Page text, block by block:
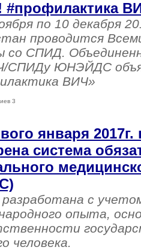
#профилактика
по 10 декабря
проводится
со СПИД.
СПИДу ЮНЭЙДС
ВИЧ»
3
января 2017г.
система
с
опыта,
человека.